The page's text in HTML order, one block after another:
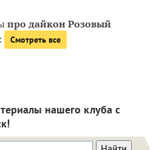
про дайкон Розовый
: Смотреть все
нашего клуба с